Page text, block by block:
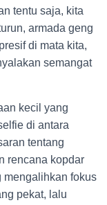
tentu saja, kita
armada geng
di mata kita,
semangat
kecil yang
di antara
tentang
rencana kopdar
mengalihkan fokus
pekat, lalu